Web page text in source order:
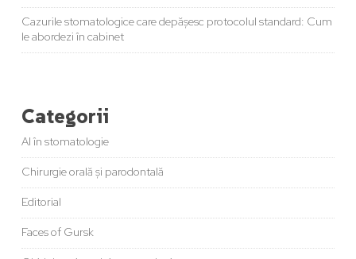
Cazurile stomatologice care depășesc protocolul standard: Cum
le abordezi în cabinet
Categorii
AI în stomatologie
Chirurgie orală și parodontală
Editorial
Faces of Gursk